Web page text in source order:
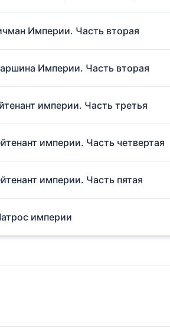
Империи. Часть вторая
Империи. Часть вторая
империи. Часть третья
империи. Часть четвертая
империи. Часть пятая
империи